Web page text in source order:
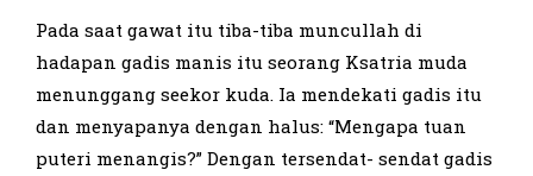
Pada saat gawat itu tiba-tiba muncullah di
hadapan gadis manis itu seorang Ksatria muda
menunggang seekor kuda. Ia mendekati gadis itu
dan menyapanya dengan halus: “Mengapa tuan
puteri menangis?” Dengan tersendat- sendat gadis